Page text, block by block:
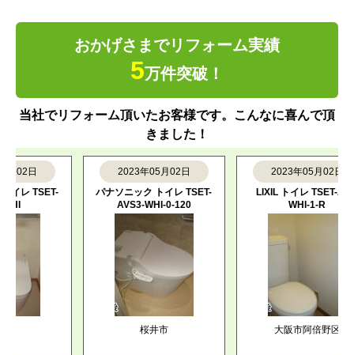
おかげさまでリフォーム実績
5万件突破！
当社でリフォーム頂いたお客様です。こんなに喜んで頂
きました！
TSET-
2023年05月02日
パナソニック トイレ TSET-
AVS3-WHI-0-120
桜井市
2023年05月02日
LIXIL トイレ TSET-AZ0-
WHI-1-R
大阪市阿倍野区